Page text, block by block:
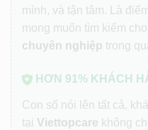
mình, và tận tâm. Là
mong muốn tìm kiếm
chuyên nghiệp trong
HƠN 91% KHÁCH
Con số nói lên tất cả,
tại Viettopcare không